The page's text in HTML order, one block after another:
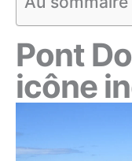
Pont
icône